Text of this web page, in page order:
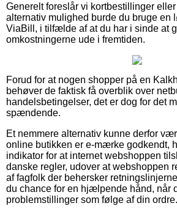
Generelt foreslår vi kortbestillinger
alternativ mulighed burde du bruge en
ViaBill, i tilfælde af at du har i sinde at
omkostningerne ude i fremtiden.
Forud for at nogen shopper på en
behøver de faktisk få overblik over
handelsbetingelser, det er dog for det
spændende.
Et nemmere alternativ kunne derfor
online butikken er e-mærke godkendt,
indikator for at internet webshoppen
danske regler, udover at webshoppen
af fagfolk der behersker
du chance for en hjælpende hånd, når
problemstillinger som følge af din ordre.